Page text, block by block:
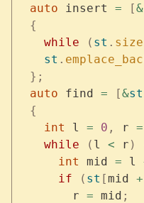
  auto
insert = [&
  {
    while
( st . size
    st
.
  };
  auto
find = [&st
  {
    int
l = 0 , r =
    while
( l < r )
      int
mid = l
      if
( st [mid +
        r
= mid ;